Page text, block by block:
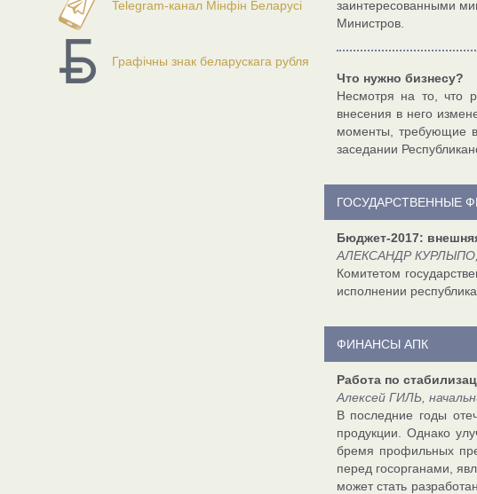
Telegram-канал Мінфін Беларусі
Графічны знак беларускага рубля
заинтересованными
Министров.
Что нужно бизнесу?
Несмотря на то, что
внесения в него
моменты, требующие
заседании
ГОСУДАРСТВЕННЫЕ
Бюджет-2017:
АЛЕКСАНДР КУРЛЫПО,
Комитетом
исполнении
ФИНАНСЫ АПК
Работа по
Алексей ГИЛЬ,
В последние годы
продукции. Однако
бремя профильных
перед госорганами,
может стать